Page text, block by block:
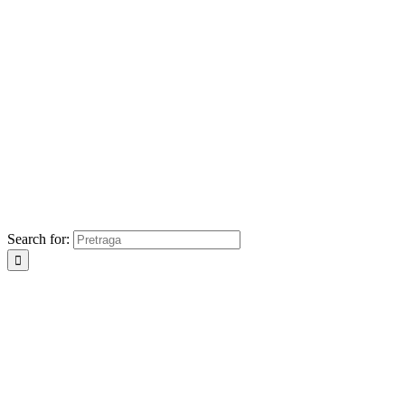
Search for: